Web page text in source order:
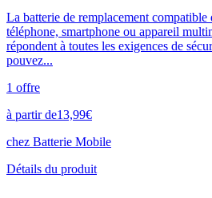
La batterie de remplacement
téléphone, smartphone ou appareil
répondent à toutes les exigences de
pouvez...
1 offre
à partir de13,99€
chez Batterie Mobile
Détails du produit